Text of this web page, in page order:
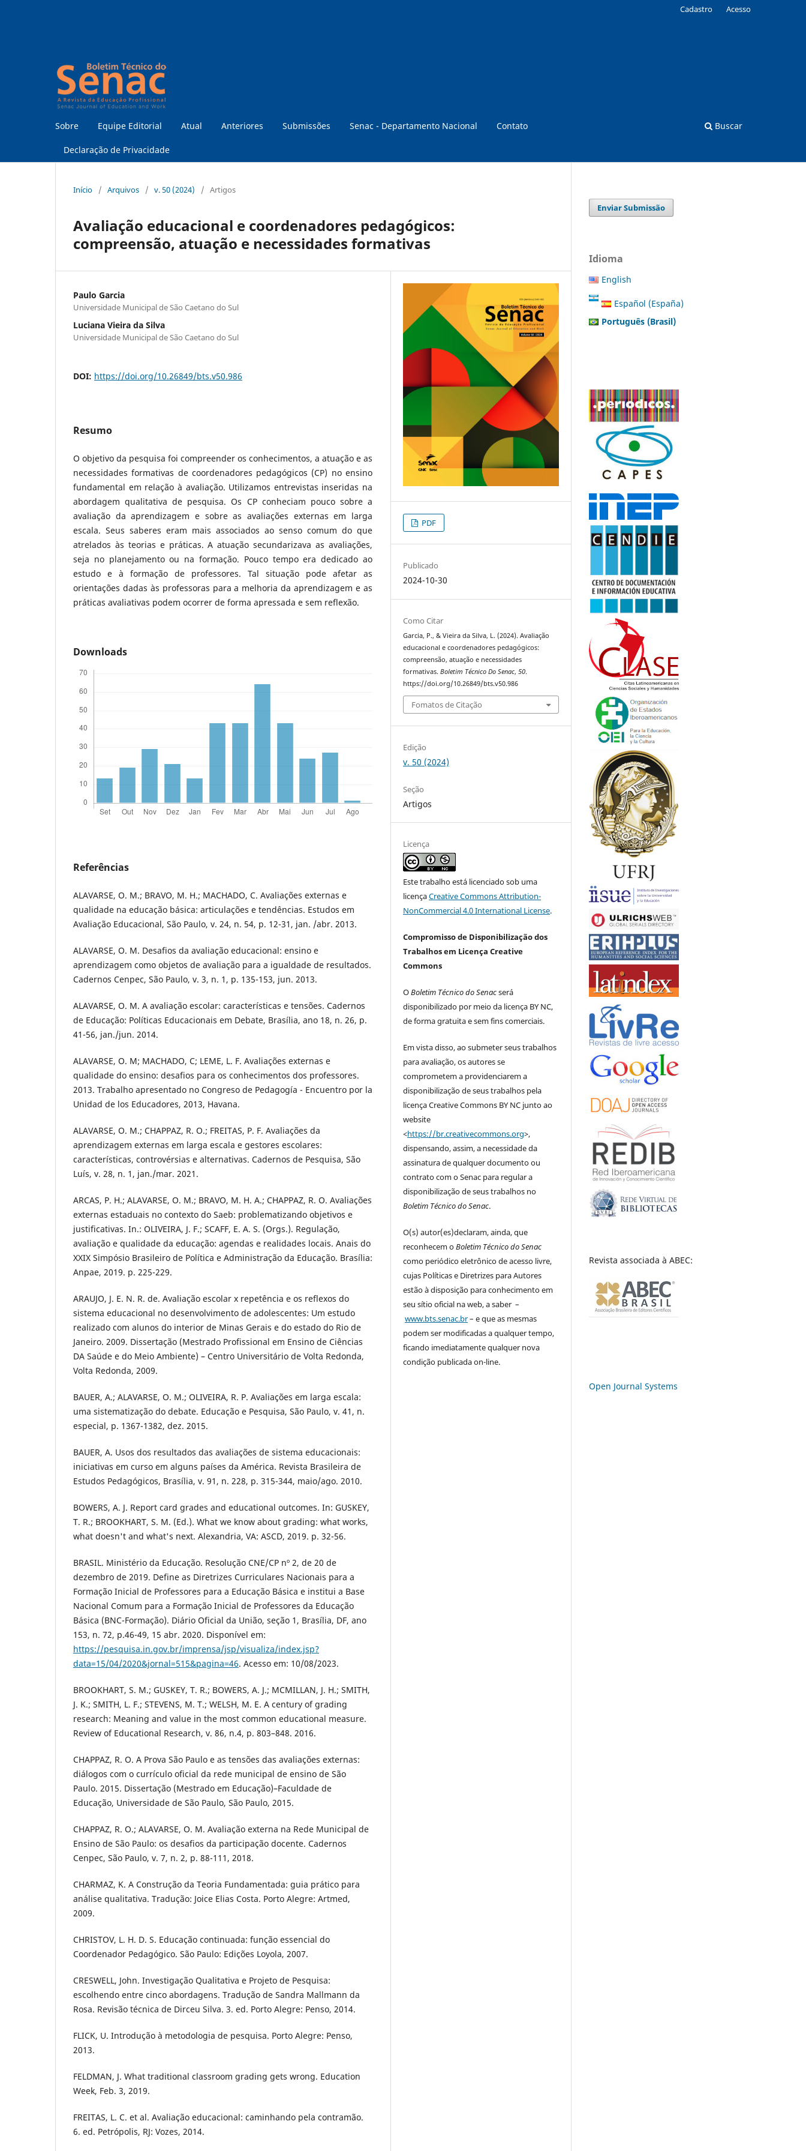
Sobre Equipe Editorial Atual Anteriores Submissões Senac - Departamento Nacional Contato
Declaração de Privacidade
Buscar
Cadastro Acesso
Início / Arquivos / v. 50 (2024) / Artigos
Avaliação educacional e coordenadores pedagógicos:
compreensão, atuação e necessidades formativas
Paulo Garcia
Universidade Municipal de São Caetano do Sul
Luciana Vieira da Silva
Universidade Municipal de São Caetano do Sul
DOI: https://doi.org/10.26849/bts.v50.986
Resumo
O objetivo da pesquisa foi compreender os conhecimentos, a atuação e as
necessidades formativas de coordenadores pedagógicos (CP) no ensino
fundamental em relação à avaliação. Utilizamos entrevistas inseridas na
abordagem qualitativa de pesquisa. Os CP conheciam pouco sobre a
avaliação da aprendizagem e sobre as avaliações externas em larga
escala. Seus saberes eram mais associados ao senso comum do que
atrelados às teorias e práticas. A atuação secundarizava as avaliações,
seja no planejamento ou na formação. Pouco tempo era dedicado ao
estudo e à formação de professores. Tal situação pode afetar as
orientações dadas às professoras para a melhoria da aprendizagem e as
práticas avaliativas podem ocorrer de forma apressada e sem reflexão.
Downloads
Referências
ALAVARSE, O. M.; BRAVO, M. H.; MACHADO, C. Avaliações externas e
qualidade na educação básica: articulações e tendências. Estudos em
Avaliação Educacional, São Paulo, v. 24, n. 54, p. 12-31, jan. /abr. 2013.
ALAVARSE, O. M. Desafios da avaliação educacional: ensino e
aprendizagem como objetos de avaliação para a igualdade de resultados.
Cadernos Cenpec, São Paulo, v. 3, n. 1, p. 135-153, jun. 2013.
ALAVARSE, O. M. A avaliação escolar: características e tensões. Cadernos
de Educação: Políticas Educacionais em Debate, Brasília, ano 18, n. 26, p.
41-56, jan./jun. 2014.
ALAVARSE, O. M; MACHADO, C; LEME, L. F. Avaliações externas e
qualidade do ensino: desafios para os conhecimentos dos professores.
2013. Trabalho apresentado no Congreso de Pedagogía - Encuentro por la
Unidad de los Educadores, 2013, Havana.
ALAVARSE, O. M.; CHAPPAZ, R. O.; FREITAS, P. F. Avaliações da
aprendizagem externas em larga escala e gestores escolares:
características, controvérsias e alternativas. Cadernos de Pesquisa, São
Luís, v. 28, n. 1, jan./mar. 2021.
ARCAS, P. H.; ALAVARSE, O. M.; BRAVO, M. H. A.; CHAPPAZ, R. O. Avaliações
externas estaduais no contexto do Saeb: problematizando objetivos e
justificativas. In.: OLIVEIRA, J. F.; SCAFF, E. A. S. (Orgs.). Regulação,
avaliação e qualidade da educação: agendas e realidades locais. Anais do
XXIX Simpósio Brasileiro de Política e Administração da Educação. Brasília:
Anpae, 2019. p. 225-229.
ARAUJO, J. E. N. R. de. Avaliação escolar x repetência e os reflexos do
sistema educacional no desenvolvimento de adolescentes: Um estudo
realizado com alunos do interior de Minas Gerais e do estado do Rio de
Janeiro. 2009. Dissertação (Mestrado Profissional em Ensino de Ciências
DA Saúde e do Meio Ambiente) – Centro Universitário de Volta Redonda,
Volta Redonda, 2009.
BAUER, A.; ALAVARSE, O. M.; OLIVEIRA, R. P. Avaliações em larga escala:
uma sistematização do debate. Educação e Pesquisa, São Paulo, v. 41, n.
especial, p. 1367-1382, dez. 2015.
BAUER, A. Usos dos resultados das avaliações de sistema educacionais:
iniciativas em curso em alguns países da América. Revista Brasileira de
Estudos Pedagógicos, Brasília, v. 91, n. 228, p. 315-344, maio/ago. 2010.
BOWERS, A. J. Report card grades and educational outcomes. In: GUSKEY,
T. R.; BROOKHART, S. M. (Ed.). What we know about grading: what works,
what doesn't and what's next. Alexandria, VA: ASCD, 2019. p. 32-56.
BRASIL. Ministério da Educação. Resolução CNE/CP nº 2, de 20 de
dezembro de 2019. Define as Diretrizes Curriculares Nacionais para a
Formação Inicial de Professores para a Educação Básica e institui a Base
Nacional Comum para a Formação Inicial de Professores da Educação
Básica (BNC-Formação). Diário Oficial da União, seção 1, Brasília, DF, ano
153, n. 72, p.46-49, 15 abr. 2020. Disponível em:
https://pesquisa.in.gov.br/imprensa/jsp/visualiza/index.jsp?
data=15/04/2020&jornal=515&pagina=46. Acesso em: 10/08/2023.
BROOKHART, S. M.; GUSKEY, T. R.; BOWERS, A. J.; MCMILLAN, J. H.; SMITH,
J. K.; SMITH, L. F.; STEVENS, M. T.; WELSH, M. E. A century of grading
research: Meaning and value in the most common educational measure.
Review of Educational Research, v. 86, n.4, p. 803–848. 2016.
CHAPPAZ, R. O. A Prova São Paulo e as tensões das avaliações externas:
diálogos com o currículo oficial da rede municipal de ensino de São
Paulo. 2015. Dissertação (Mestrado em Educação)–Faculdade de
Educação, Universidade de São Paulo, São Paulo, 2015.
CHAPPAZ, R. O.; ALAVARSE, O. M. Avaliação externa na Rede Municipal de
Ensino de São Paulo: os desafios da participação docente. Cadernos
Cenpec, São Paulo, v. 7, n. 2, p. 88-111, 2018.
CHARMAZ, K. A Construção da Teoria Fundamentada: guia prático para
análise qualitativa. Tradução: Joice Elias Costa. Porto Alegre: Artmed,
2009.
CHRISTOV, L. H. D. S. Educação continuada: função essencial do
Coordenador Pedagógico. São Paulo: Edições Loyola, 2007.
CRESWELL, John. Investigação Qualitativa e Projeto de Pesquisa:
escolhendo entre cinco abordagens. Tradução de Sandra Mallmann da
Rosa. Revisão técnica de Dirceu Silva. 3. ed. Porto Alegre: Penso, 2014.
FLICK, U. Introdução à metodologia de pesquisa. Porto Alegre: Penso,
2013.
FELDMAN, J. What traditional classroom grading gets wrong. Education
Week, Feb. 3, 2019.
FREITAS, L. C. et al. Avaliação educacional: caminhando pela contramão.
6. ed. Petrópolis, RJ: Vozes, 2014.
PDF
Publicado
2024-10-30
Como Citar
Garcia, P., & Vieira da Silva, L. (2024). Avaliação
educacional e coordenadores pedagógicos:
compreensão, atuação e necessidades
formativas.Boletim Técnico Do Senac,50.
https://doi.org/10.26849/bts.v50.986
Fomatos de Citação
Edição
v. 50 (2024)
Seção
Artigos
Licença
Este trabalho está licenciado sob uma
licençaCreative Commons Attribution-
NonCommercial 4.0 International License.
Compromisso de Disponibilização dos
Trabalhos em Licença Creative
Commons
OBoletim Técnico do Senacserá
disponibilizado por meio da licença BY NC,
de forma gratuita e sem fins comerciais.
Em vista disso, ao submeter seus trabalhos
para avaliação, os autores se
comprometem a providenciarem a
disponibilização de seus trabalhos pela
licença Creative Commons BY NC junto ao
website
<https://br.creativecommons.org>,
dispensando, assim, a necessidade da
assinatura de qualquer documento ou
contrato com o Senac para regular a
disponibilização de seus trabalhos no
Boletim Técnico do Senac.
O(s) autor(es)declaram, ainda, que
reconhecem oBoletim Técnico do Senac
como periódico eletrônico de acesso livre,
cujas Políticas e Diretrizes para Autores
estão à disposição para conhecimento em
seu sítio oficial na web, a saber –
www.bts.senac.br– e que as mesmas
podem ser modificadas a qualquer tempo,
ficando imediatamente qualquer nova
condição publicada on-line.
Enviar Submissão
Idioma
English
Español (España)
Português (Brasil)
Revista associada à ABEC:
Open Journal Systems